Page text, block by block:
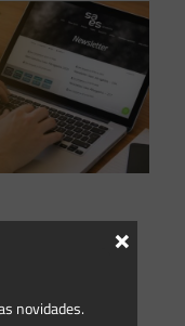
novidades.
×